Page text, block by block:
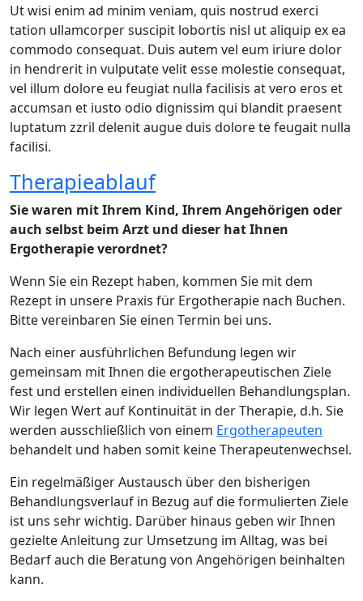
Ut wisi enim ad minim veniam, quis nostrud exerci
tation ullamcorper suscipit lobortis nisl ut aliquip ex ea
commodo consequat. Duis autem vel eum iriure dolor
in hendrerit in vulputate velit esse molestie consequat,
vel illum dolore eu feugiat nulla facilisis at vero eros et
accumsan et iusto odio dignissim qui blandit praesent
luptatum zzril delenit augue duis dolore te feugait nulla
facilisi.
Therapieablauf
Sie waren mit Ihrem Kind, Ihrem Angehörigen oder
auch selbst beim Arzt und dieser hat Ihnen
Ergotherapie verordnet?
Wenn Sie ein Rezept haben, kommen Sie mit dem
Rezept in unsere Praxis für Ergotherapie nach Buchen.
Bitte vereinbaren Sie einen Termin bei uns.
Nach einer ausführlichen Befundung legen wir
gemeinsam mit Ihnen die ergotherapeutischen Ziele
fest und erstellen einen individuellen Behandlungsplan.
Wir legen Wert auf Kontinuität in der Therapie, d.h. Sie
werden ausschließlich von einem Ergotherapeuten
behandelt und haben somit keine Therapeutenwechsel.
Ein regelmäßiger Austausch über den bisherigen
Behandlungsverlauf in Bezug auf die formulierten Ziele
ist uns sehr wichtig. Darüber hinaus geben wir Ihnen
gezielte Anleitung zur Umsetzung im Alltag, was bei
Bedarf auch die Beratung von Angehörigen beinhalten
kann.